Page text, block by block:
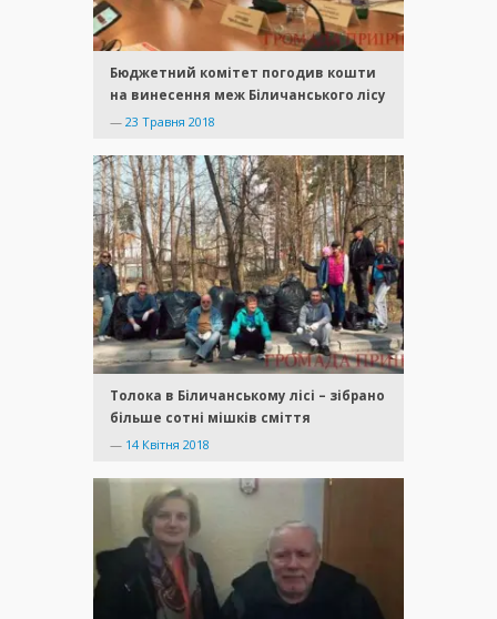
Бюджетний комітет погодив кошти
на винесення меж Біличанського лісу
— 23 Травня 2018
Толока в Біличанському лісі – зібрано
більше сотні мішків сміття
— 14 Квітня 2018